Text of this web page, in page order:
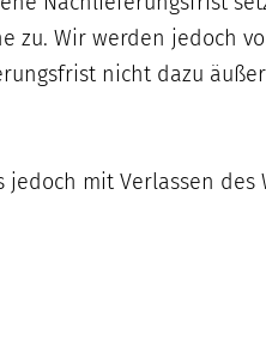
zu. Wir werden jedoch
nicht dazu
mit Verlassen